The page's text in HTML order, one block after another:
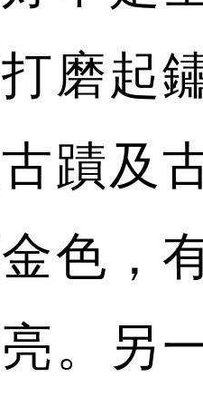
磨起
蹟及
色，
。另